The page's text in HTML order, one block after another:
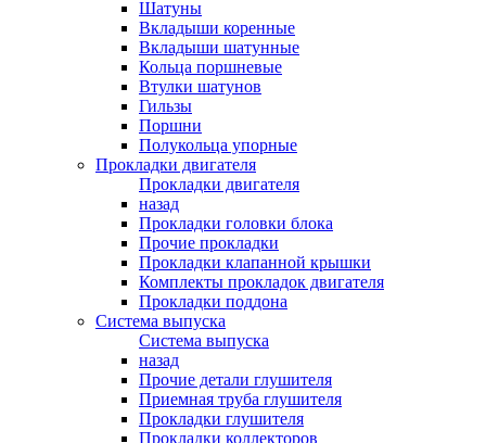
Шатуны
Вкладыши коренные
Вкладыши шатунные
Кольца поршневые
Втулки шатунов
Гильзы
Поршни
Полукольца упорные
Прокладки двигателя
Прокладки двигателя
назад
Прокладки головки блока
Прочие прокладки
Прокладки клапанной крышки
Комплекты прокладок двигателя
Прокладки поддона
Система выпуска
Система выпуска
назад
Прочие детали глушителя
Приемная труба глушителя
Прокладки глушителя
Прокладки коллекторов